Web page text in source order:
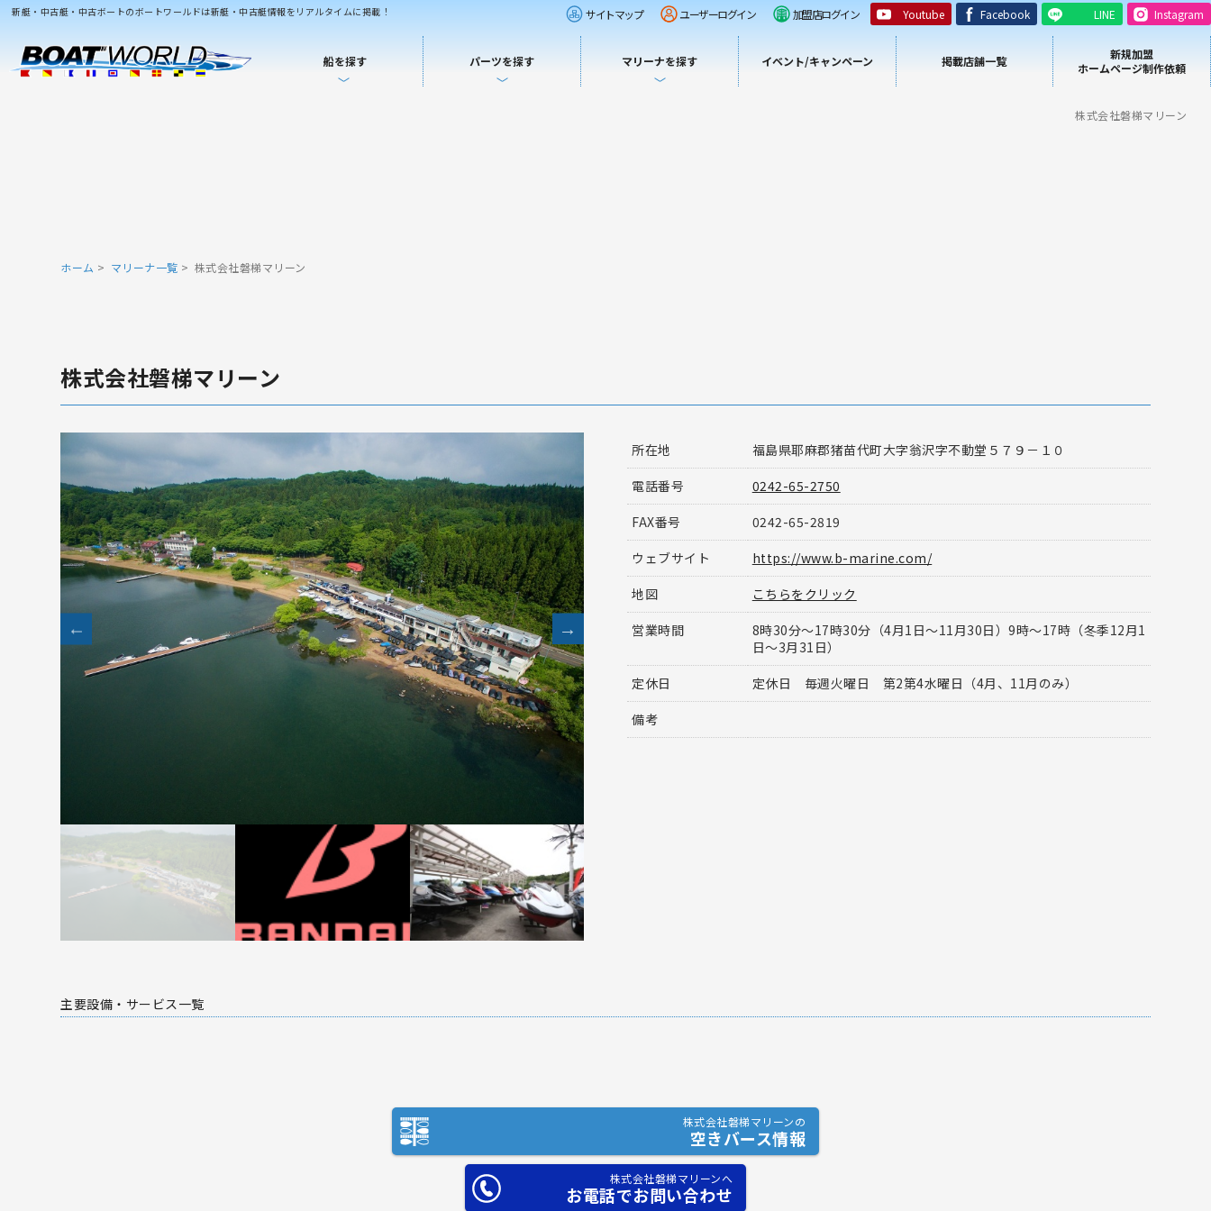
新艇・中古艇・中古ボートのボートワールドは新艇・中古艇情報をリアルタイムに掲載！ サイトマップ ユーザーログイン 加盟店ログイン Youtube Facebook LINE Instagram
船を探す パーツを探す マリーナを探す イベント/キャンペーン 掲載店舗一覧
新規加盟
ホームページ制作依頼
株式会社磐梯マリーン
ホーム マリーナ一覧 株式会社磐梯マリーン
株式会社磐梯マリーン
所在地
福島県耶麻郡猪苗代町大字翁沢字不動堂５７９－１０
電話番号
0242-65-2750
FAX番号
0242-65-2819
ウェブサイト
https://www.b-marine.com/
地図
こちらをクリック
営業時間
8時30分〜17時30分（4月1日〜11月30日）9時〜17時（冬季12月1
日〜3月31日）
定休日
定休日 毎週火曜日 第2第4水曜日（4月、11月のみ）
備考
主要設備・サービス一覧
株式会社磐梯マリーンの
空きバース情報
株式会社磐梯マリーンへ
お電話でお問い合わせ